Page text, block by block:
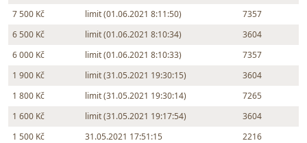
7 500 Kč
limit (01.06.2021 8:11:50)
7357
6 500 Kč
limit (01.06.2021 8:10:34)
3604
6 000 Kč
limit (01.06.2021 8:10:33)
7357
1 900 Kč
limit (31.05.2021 19:30:15)
3604
1 800 Kč
limit (31.05.2021 19:30:14)
7265
1 600 Kč
limit (31.05.2021 19:17:54)
3604
1 500 Kč
31.05.2021 17:51:15 2216